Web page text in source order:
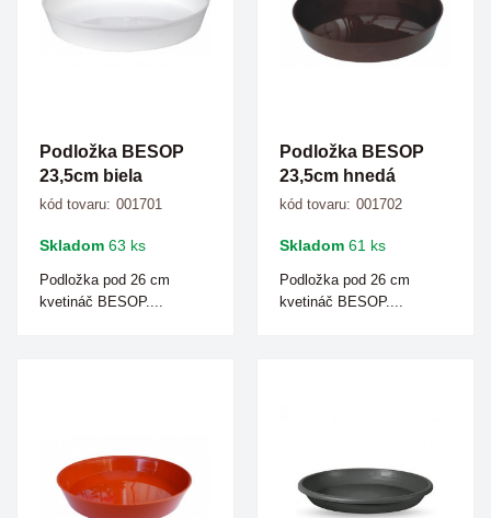
Podložka BESOP
23,5cm biela
kód tovaru: 001701
Skladom 63 ks
Podložka pod 26 cm
kvetináč BESOP....
Podložka BESOP
23,5cm hnedá
kód tovaru: 001702
Skladom 61 ks
Podložka pod 26 cm
kvetináč BESOP....